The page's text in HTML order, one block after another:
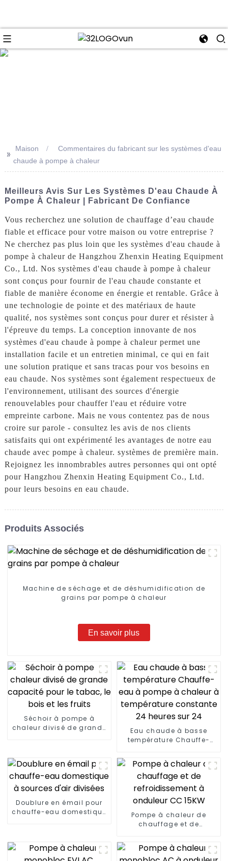
>> Maison
Commentaires du fabricant sur les systèmes d'eau
chaude à pompe à chaleur
Meilleurs Avis Sur Les Systèmes D'eau Chaude À
Pompe À Chaleur | Fabricant De Confiance
Vous recherchez une solution de chauffage d’eau chaude
fiable et efficace pour votre maison ou votre entreprise ?
Ne cherchez pas plus loin que les systèmes d'eau chaude à
pompe à chaleur de Hangzhou Zhenxin Heating Equipment
Co., Ltd. Nos systèmes d'eau chaude à pompe à chaleur
sont conçus pour fournir de l'eau chaude constante et
fiable de manière économe en énergie et rentable. Grâce à
une technologie de pointe et des matériaux de haute
qualité, nos systèmes sont conçus pour durer et résister à
l'épreuve du temps. La conception innovante de nos
systèmes d'eau chaude à pompe à chaleur permet une
installation facile et un entretien minimal, ce qui en fait
une solution pratique et sans tracas pour vos besoins en
eau chaude. Nos systèmes sont également respectueux de
l'environnement, utilisant des sources d'énergie
renouvelables pour chauffer l'eau et réduire votre
empreinte carbone. Mais ne vous contentez pas de nous
croire sur parole - consultez les avis de nos clients
satisfaits qui ont expérimenté les avantages de notre eau
chaude avec pompe à chaleur. systèmes de première main.
Rejoignez les innombrables autres personnes qui ont opté
pour Hangzhou Zhenxin Heating Equipment Co., Ltd.
pour leurs besoins en eau chaude.
Produits Associés
Machine de séchage et de déshumidification de
grains par pompe à chaleur
En savoir plus
Séchoir à pompe à
chaleur divisé de grande
Eau chaude à basse
température Chauffe-
température constante
24 heures sur 24
Doublure en émail pour
chauffe-eau domestique
Pompe à chaleur de
chauffage et de
onduleur CC 15KW